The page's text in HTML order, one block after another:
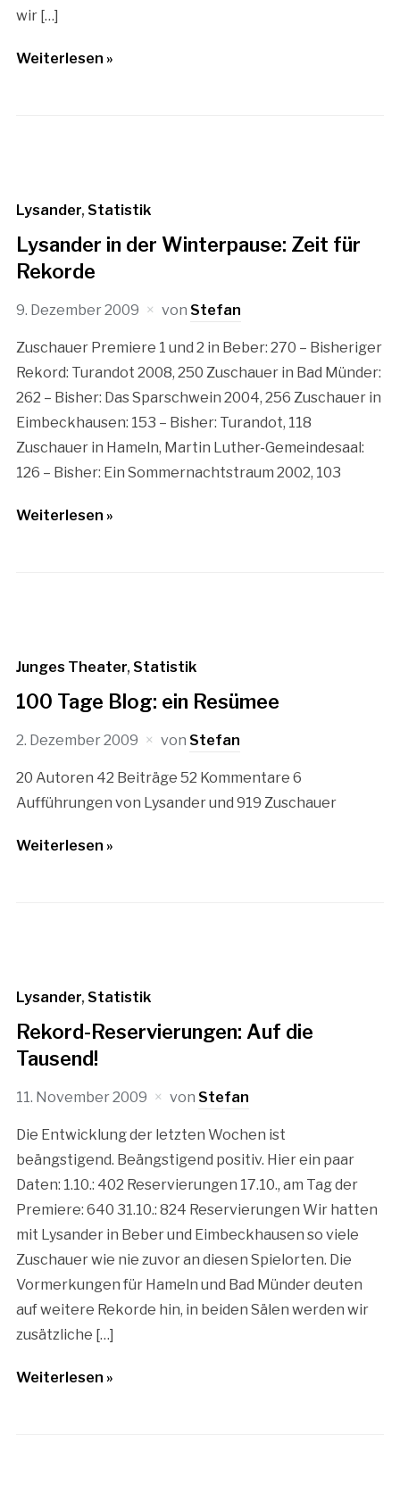
wir […]
Weiterlesen »
Lysander, Statistik
Lysander in der Winterpause: Zeit für
Rekorde
9. Dezember 2009 von Stefan
Zuschauer Premiere 1 und 2 in Beber: 270 – Bisheriger
Rekord: Turandot 2008, 250 Zuschauer in Bad Münder:
262 – Bisher: Das Sparschwein 2004, 256 Zuschauer in
Eimbeckhausen: 153 – Bisher: Turandot, 118
Zuschauer in Hameln, Martin Luther-Gemeindesaal:
126 – Bisher: Ein Sommernachtstraum 2002, 103
Weiterlesen »
Junges Theater, Statistik
100 Tage Blog: ein Resümee
2. Dezember 2009 von Stefan
20 Autoren 42 Beiträge 52 Kommentare 6
Aufführungen von Lysander und 919 Zuschauer
Weiterlesen »
Lysander, Statistik
Rekord-Reservierungen: Auf die
Tausend!
11. November 2009 von Stefan
Die Entwicklung der letzten Wochen ist
beängstigend. Beängstigend positiv. Hier ein paar
Daten: 1.10.: 402 Reservierungen 17.10., am Tag der
Premiere: 640 31.10.: 824 Reservierungen Wir hatten
mit Lysander in Beber und Eimbeckhausen so viele
Zuschauer wie nie zuvor an diesen Spielorten. Die
Vormerkungen für Hameln und Bad Münder deuten
auf weitere Rekorde hin, in beiden Sälen werden wir
zusätzliche […]
Weiterlesen »